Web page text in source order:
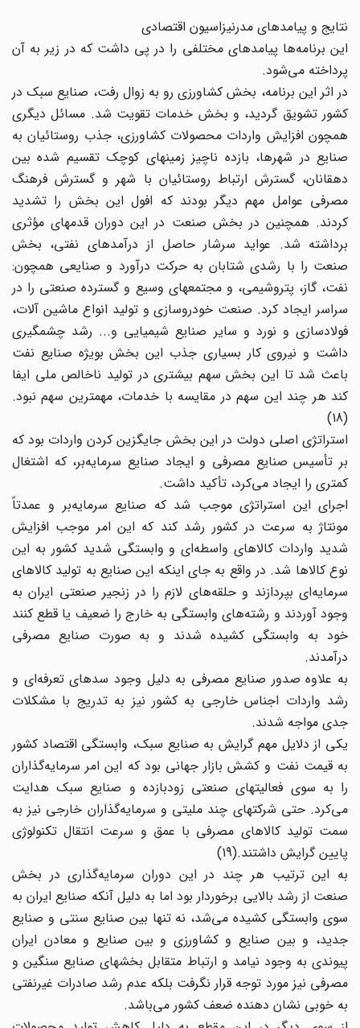
نتایج و پیامدهای مدرنیزاسیون اقتصادی
این برنامه‌ها پیامدهای مختلفی را در پی داشت که در زیر به آن
پرداخته می‌شود.
در اثر این برنامه، بخش کشاورزی رو به زوال رفت، صنایع سبک در
کشور تشویق گردید، و بخش خدمات تقویت شد. مسائل دیگری
همچون افزایش واردات محصولات کشاورزی، جذب روستائیان به
صنایع در شهرها، بازده ناچیز زمینهای کوچک تقسیم شده بین
دهقانان، گسترش ارتباط روستائیان با شهر و گسترش فرهنگ
مصرفی عوامل مهم دیگر بودند که افول این بخش را تشدید
کردند. همچنین در بخش صنعت در این دوران قدمهای مؤثری
برداشته شد. عواید سرشار حاصل از درآمد‌های نفتی، بخش
صنعت را با رشدی شتابان به حرکت درآورد و صنایعی همچون:
نفت، گاز، پتروشیمی، و مجتمعهای وسیع و گسترده صنعتی را در
سراسر ایجاد کرد. صنعت خودروسازی و تولید انواع ماشین آلات،
فولادسازی و نورد و سایر صنایع شیمیایی و... رشد چشمگیری
داشت و نیروی کار بسیاری جذب این بخش بویژه صنایع نفت
باعث شد تا این بخش سهم بیشتری در تولید ناخالص ملی ایفا
کند هر چند این سهم در مقایسه با خدمات، مهمترین سهم نبود.
استراتژی اصلی دولت در این بخش جایگزین کردن واردات بود که
بر تأسیس صنایع مصرفی و ایجاد صنایع سرمایه‌بر، که اشتغال
کمتری را ایجاد می‌کرد، تأکید داشت.
اجرای این استراتژی موجب شد که صنایع سرمایه‌بر و عمدتاً
مونتاژ به سرعت در کشور رشد کند که این امر موجب افزایش
شدید واردات کالاهای واسطه‌ای و وابستگی شدید کشور به این
نوع کالاها شد. در واقع به جای اینکه این صنایع به تولید کالاهای
سرمایه‌ای بپردازند و حلقه‌های لازم را در زنجیر صنعتی ایران به
وجود آوردند و رشته‌‌های وابستگی به خارج را ضعیف یا قطع کنند
خود به وابستگی کشیده شدند و به صورت صنایع مصرفی
درآمدند.
به علاوه صدور صنایع مصرفی به دلیل وجود سدهای تعرفه‌ای و
رشد واردات اجناس خارجی به کشور نیز به تدریج با مشکلات
جدی مواجه شدند.
یکی از دلایل مهم گرایش به صنایع سبک، وابستگی اقتصاد کشور
به قیمت نفت و کشش بازار جهانی بود که این امر سرمایه‌گذاران
را به سوی فعالیتهای صنعتی زودبازده و صنایع سبک هدایت
می‌کرد. حتی شرکتهای چند ملیتی و سرمایه‌‌گذاران خارجی نیز به
سمت تولید کالاهای مصرفی با عمق و سرعت انتقال تکنولوژی
پایین گرایش داشتند.(19)
به این ترتیب هر چند در این دوران سرمایه‌گذاری در بخش
صنعت از رشد بالایی برخوردار بود اما به دلیل آنکه صنایع ایران به
سوی وابستگی کشیده می‌شد، نه تنها بین صنایع سنتی و صنایع
جدید، و بین صنایع و کشاورزی و بین صنایع و معادن ایران
پیوندی به وجود نیامد و ارتباط متقابل بخشهای صنایع سنگین و
مصرفی نیز مورد توجه قرار نگرفت بلکه عدم رشد صادرات غیرنفتی
به خوبی نشان دهنده ضعف کشور می‌باشد.